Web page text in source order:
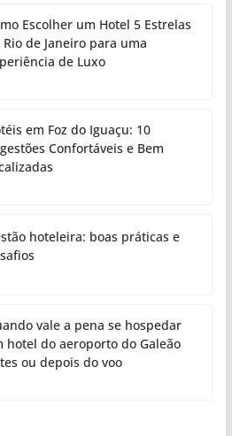
Escolher um Hotel 5 Estrelas
Rio de Janeiro para uma
de Luxo
em Foz do Iguaçu: 10
Confortáveis e Bem
hoteleira: boas práticas e
vale a pena se hospedar
hotel do aeroporto do Galeão
ou depois do voo